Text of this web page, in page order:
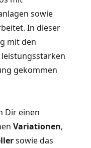
sowie
In dieser
mit den
gekommen
Dir einen
Variationen,
sowie das